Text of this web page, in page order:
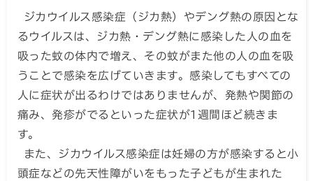
ジカウイルス感染症（ジカ熱）やデング熱の原因とな
るウイルスは、ジカ熱・デング熱に感染した人の血を
吸った蚊の体内で増え、その蚊がまた他の人の血を吸
うことで感染を広げていきます。感染してもすべての
人に症状が出るわけではありませんが、発熱や関節の
痛み、発疹がでるといった症状が1週間ほど続きま
す。
また、ジカウイルス感染症は妊婦の方が感染すると小
頭症などの先天性障がいをもった子どもが生まれた